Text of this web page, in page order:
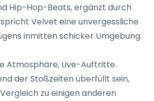
Hip-Hop-Beats, ergänzt durch
Velvet eine unvergessliche
inmitten schicker Umgebung.
Atmosphäre, Live-Auftritte.
der Stoßzeiten überfüllt sein,
zu einigen anderen